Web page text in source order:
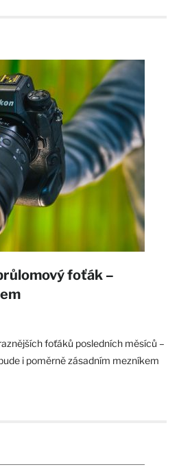
foťák –
foťáků posledních měsíců –
i poměrně zásadním mezníkem